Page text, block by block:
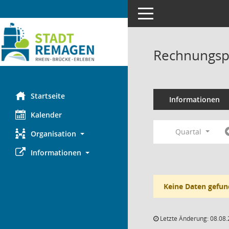
Startseite
Kalender
Organisation
Informationen
Toggle navigation
Informationen
Quartal
Keine Daten
Letzte Änderung: